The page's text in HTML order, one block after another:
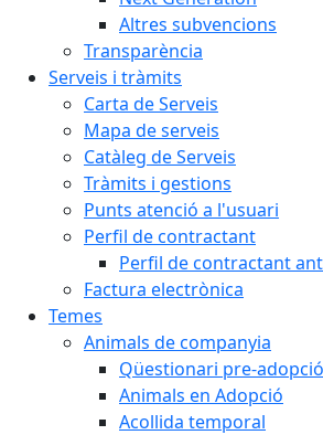
Altres subvencions
Transparència
Serveis i tràmits
Carta de Serveis
Mapa de serveis
Catàleg de Serveis
Tràmits i gestions
Punts atenció a l'usuari
Perfil de contractant
Perfil de contractant
Factura electrònica
Temes
Animals de companyia
Qüestionari pre-adopció
Animals en Adopció
Acollida temporal